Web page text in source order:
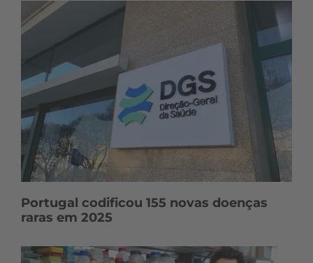
Portugal codificou 155 novas doenças
raras em 2025